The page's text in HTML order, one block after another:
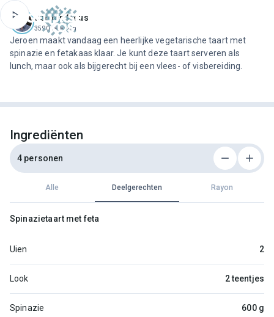
Jeroen Meus
3590 recepten
Jeroen maakt vandaag een heerlijke vegetarische taart met
spinazie en fetakaas klaar. Je kunt deze taart serveren als
lunch, maar ook als bijgerecht bij een vlees- of visbereiding.
Ingrediënten
4 personen
Alle Deelgerechten Rayon
Spinazietaart met feta
Uien 2
Look 2 teentjes
Spinazie 600 g